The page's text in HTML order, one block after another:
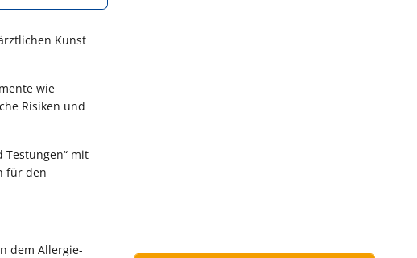
Kunst
wie
Risiken und
Testungen“ mit
für den
dem Allergie-